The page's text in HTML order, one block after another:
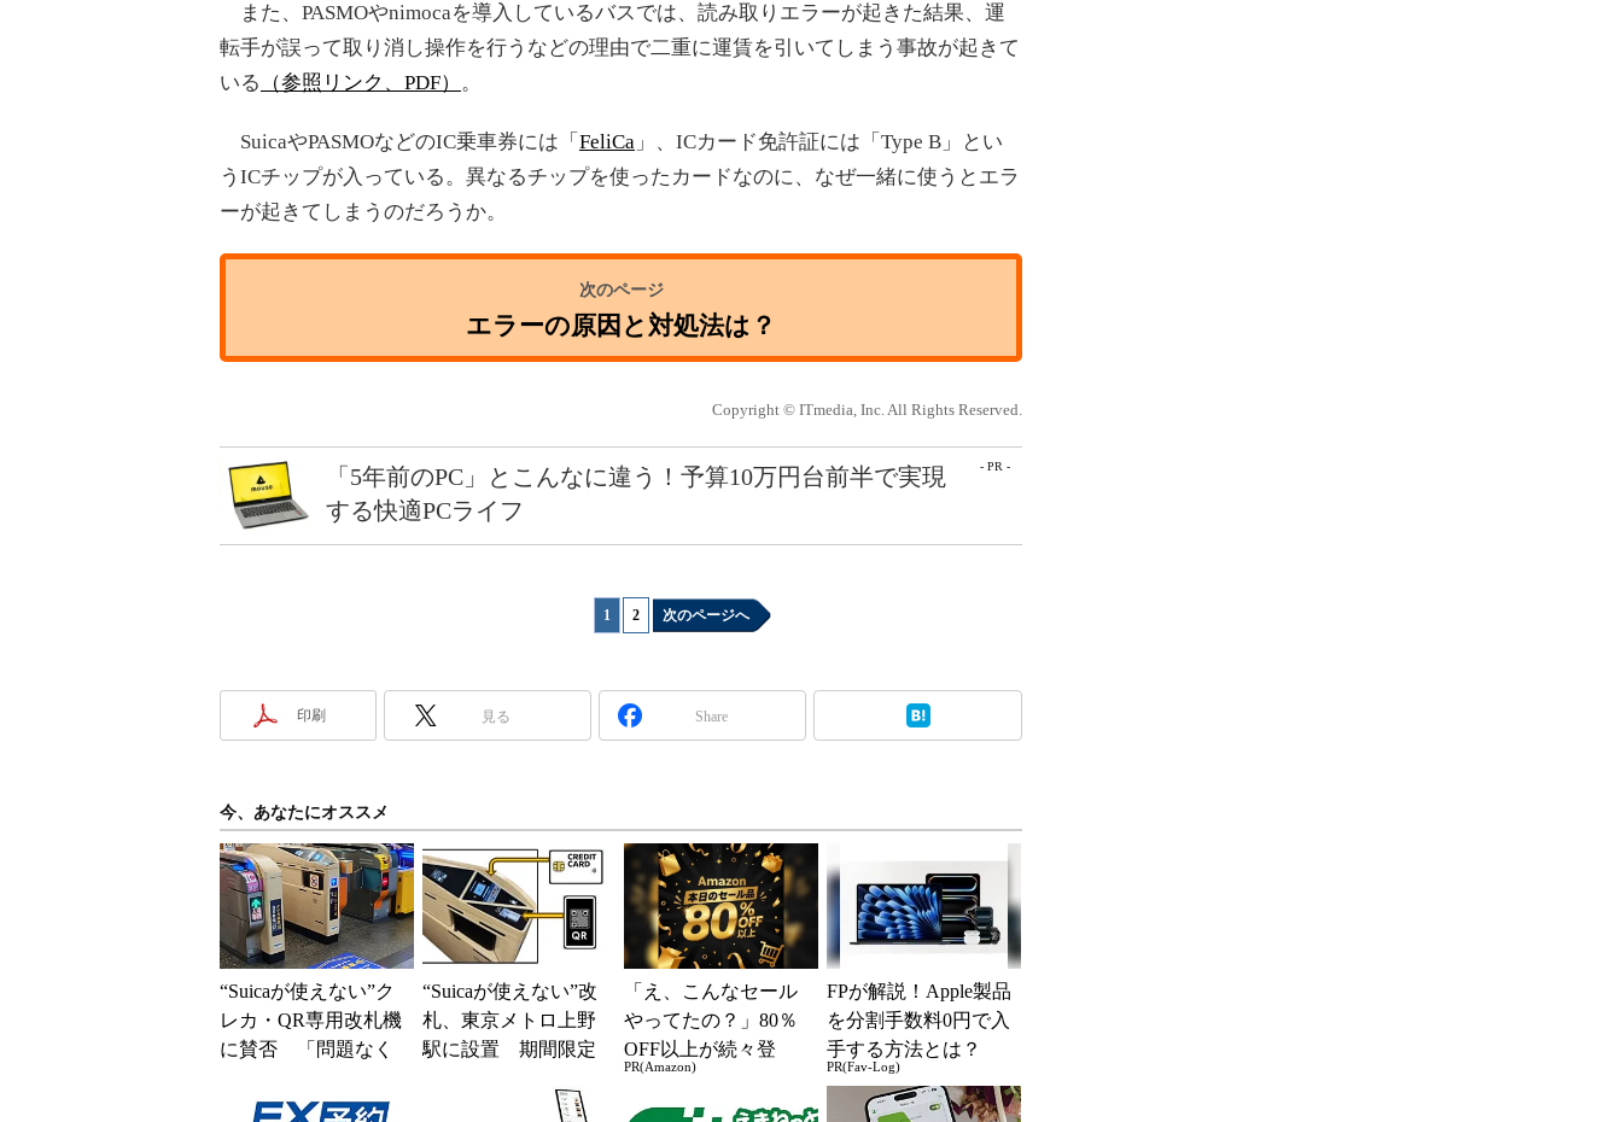
また、PASMOやnimocaを導入しているバスでは、読み取りエラーが起きた結果、運
転手が誤って取り消し操作を行うなどの理由で二重に運賃を引いてしまう事故が起きて
いる
（参照リンク、PDF） 。
SuicaやPASMOなどのIC乗車券には「 FeliCa 」、ICカード免許証には「Type B」とい
うICチップが入っている。異なるチップを使ったカードなのに、なぜ一緒に使うとエラ
ーが起きてしまうのだろうか。
エラーの原因と対処法は？
Copyright © ITmedia, Inc. All Rights Reserved.
- PR -
「5年前のPC」とこんなに違う！予算10万円台前半で実現
する快適PCライフ
1 2 次のページへ
印刷 見る Share
今、あなたにオススメ
“Suicaが使えない”ク
レカ・QR専用改札機
に賛否 「問題なく
系ICの方がスムー...
“Suicaが使えない”改
札、東京メトロ上野
駅に設置 期間限定
「え、こんなセール
やってたの？」80％
OFF以上が続々登
場！Amazonの本気が
凄すぎる
PR(Amazon)
FPが解説！Apple製品
を分割手数料0円で入
手する方法とは？
PR(Fav-Log)